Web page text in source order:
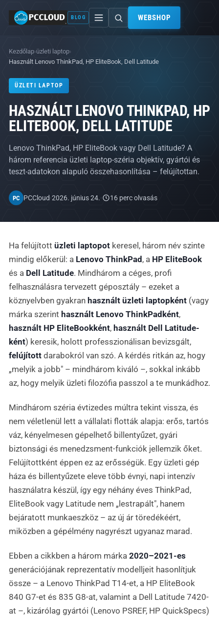
BLOG WEBSHOP
Kezdőlap›üzleti laptop›
Használt Lenovo ThinkPad, HP EliteBook, Dell Latitude
ÜZLETI LAPTOP
HASZNÁLT LENOVO THINKPAD, HP
ELITEBOOK, DELL LATITUDE
Lenovo ThinkPad, HP EliteBook vagy Dell Latitude? A
három referencia üzleti laptop-széria objektív, gyártói és
teszt-adatokon alapuló összehasonlítása – felújítottan.
PC PCCloud·2026. június 24.· 16 perc olvasás
Ha felújított üzleti laptopot keresel, három név szinte
mindig előkerül: a Lenovo ThinkPad , a HP EliteBook
és a Dell Latitude. Mindhárom a céges, profi
felhasználásra tervezett géposztály – ezeket a
köznyelvben gyakran használt üzleti laptopként (vagy
márka szerint használt Lenovo ThinkPadként,
használt HP EliteBookként, használt Dell Latitude-
ként) keresik, holott professzionálisan bevizsgált,
felújított darabokról van szó. A kérdés ritkán az, hogy
„melyik a jobb" – mindhárom kiváló –, sokkal inkább
az, hogy melyik üzleti filozófia passzol a te munkádhoz.
Mindhárom széria évtizedes múltra tekint vissza, és
nem véletlenül lett a vállalati flották alapja: erős, tartós
váz, kényelmesen gépelhető billentyűzet, gyári
biztonsági és menedzsment-funkciók jellemzik őket.
Felújítottként éppen ez az erősségük. Egy üzleti gép
háza és billentyűzete eleve több évnyi, napi intenzív
használatra készül, így egy néhány éves ThinkPad,
EliteBook vagy Latitude nem „lestrapált", hanem
bejáratott munkaeszköz – az új ár töredékéért,
miközben a gépélmény nagyrészt ugyanaz marad.
Ebben a cikkben a három márka 2020–2021-es
generációjának reprezentatív modelljeit hasonlítjuk
össze – a Lenovo ThinkPad T14-et, a HP EliteBook
840 G7-et és 835 G8-at, valamint a Dell Latitude 7420-
at –, kizárólag gyártói (Lenovo PSREF, HP QuickSpecs)